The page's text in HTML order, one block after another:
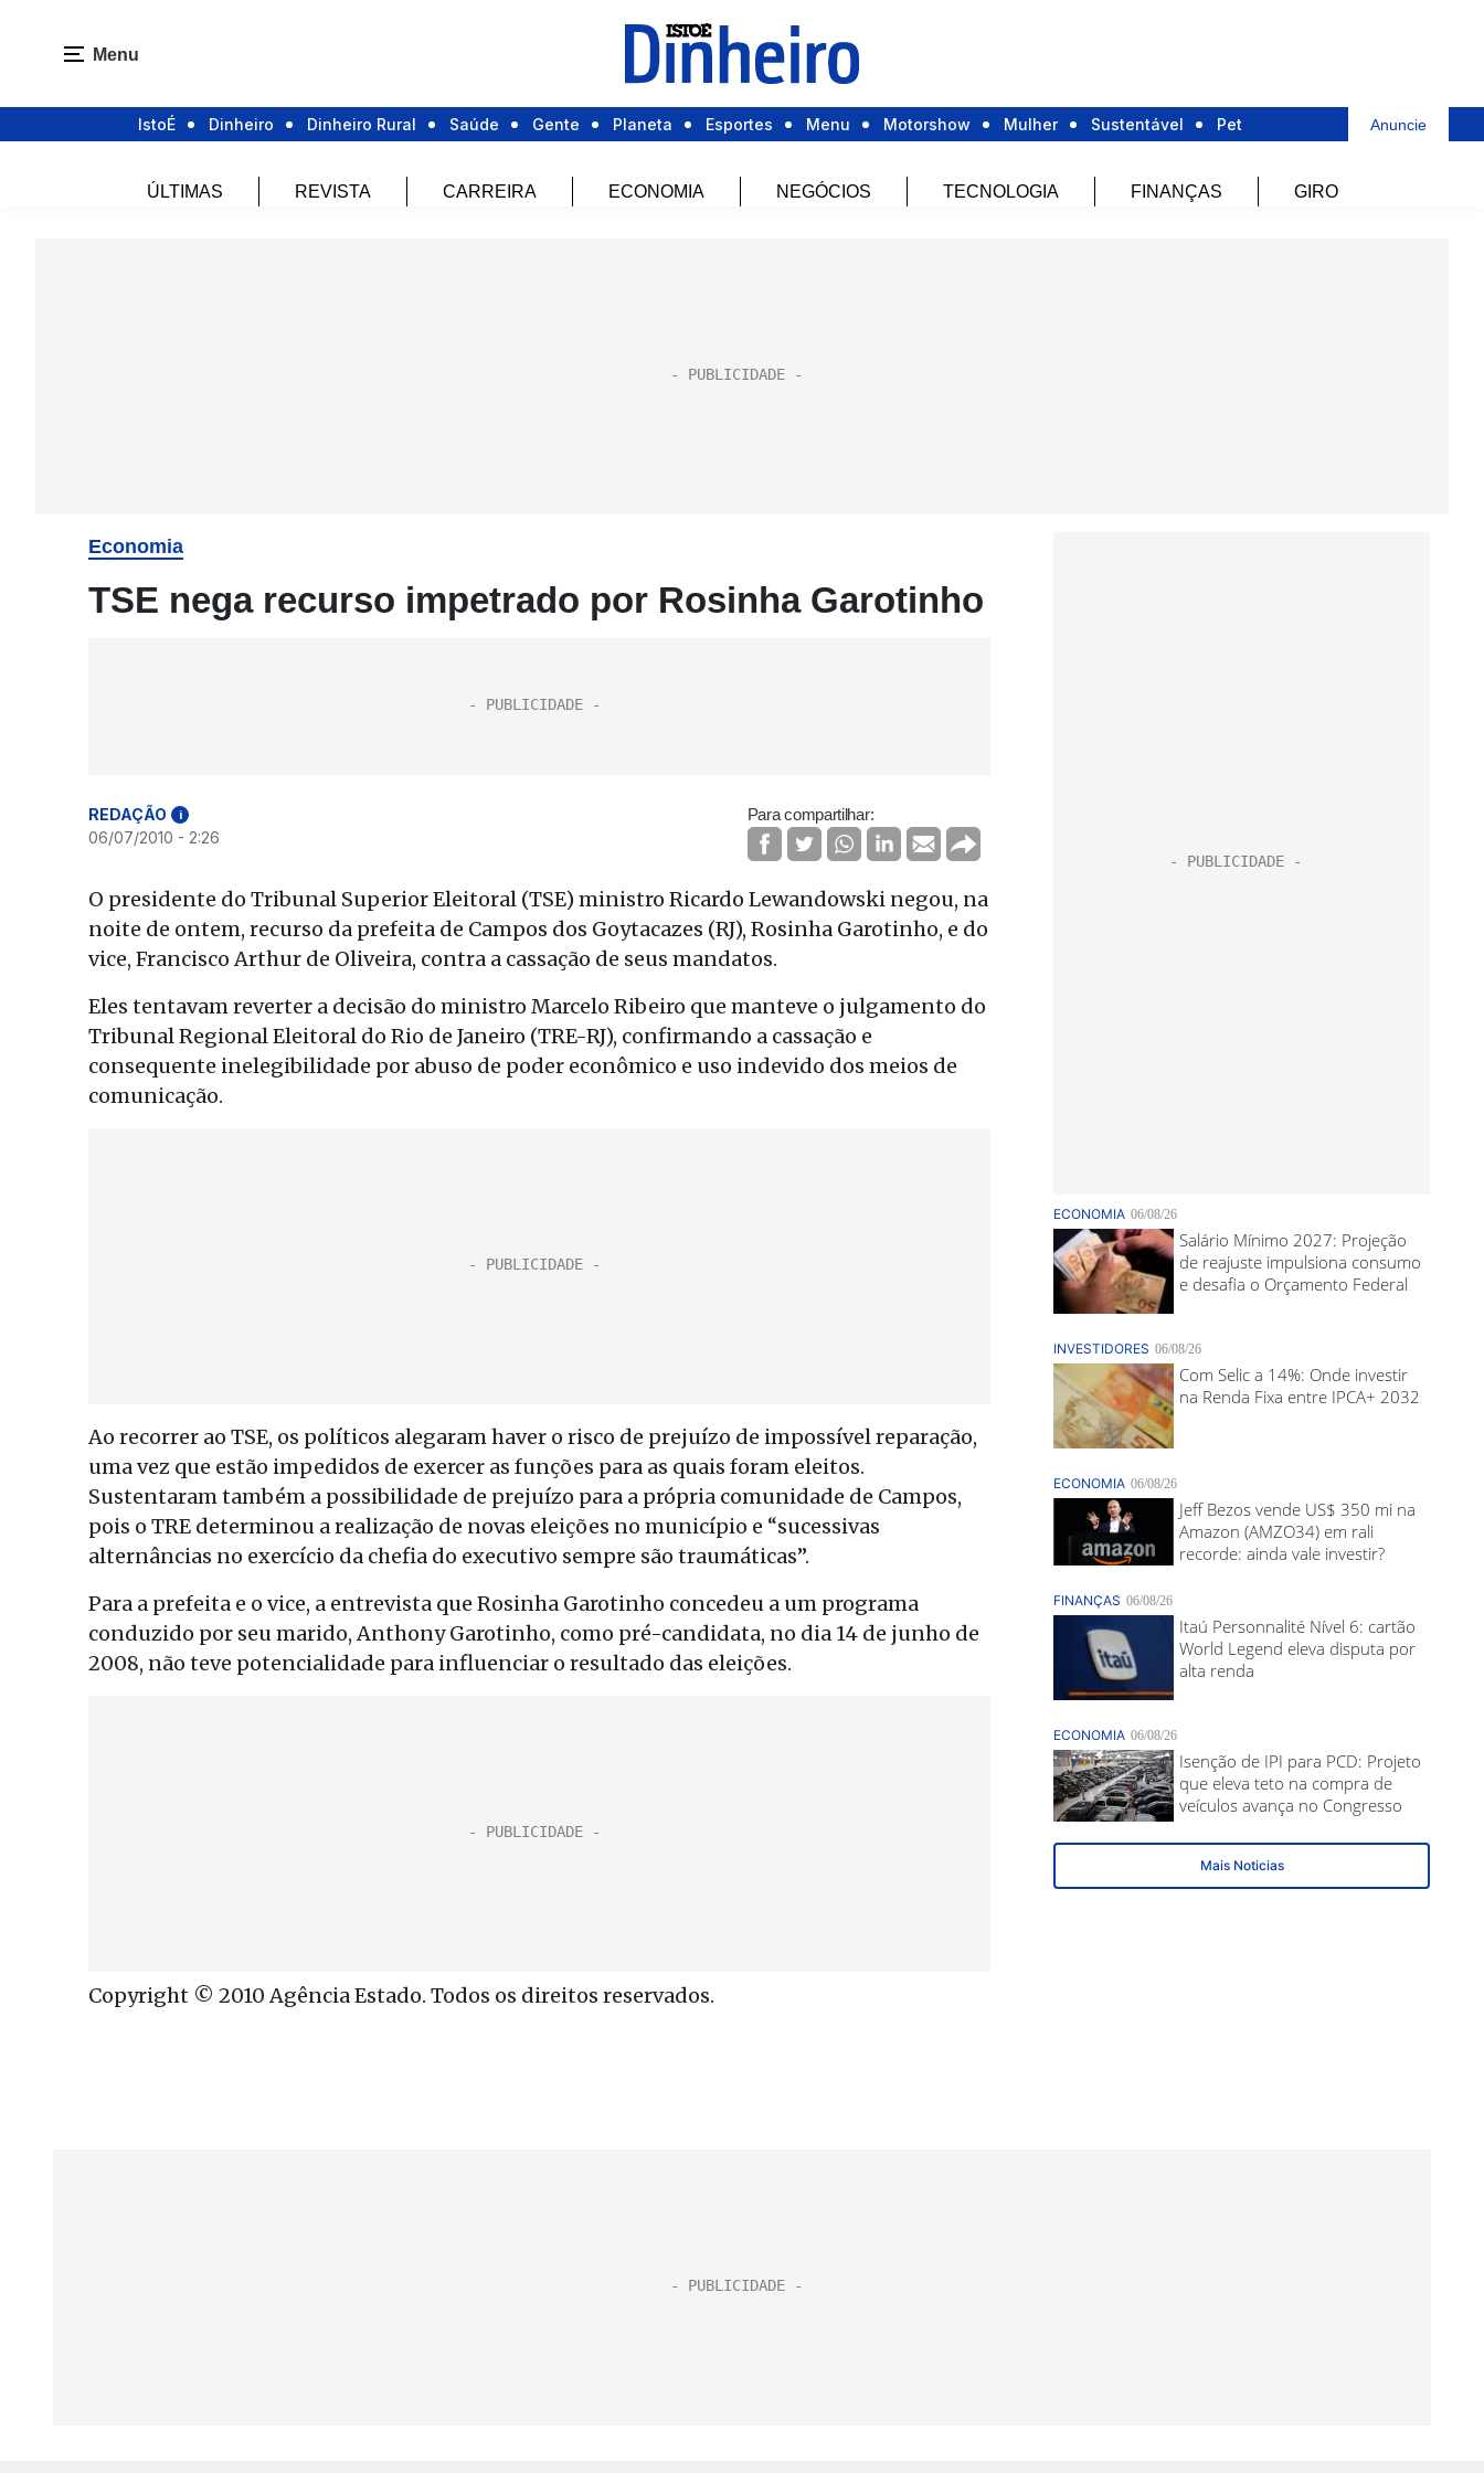
Menu
IstoÉ Dinheiro Dinheiro Rural Saúde Gente Planeta Esportes Menu Motorshow Mulher Sustentável Pet Anuncie
ÚLTIMAS REVISTA CARREIRA ECONOMIA NEGÓCIOS TECNOLOGIA FINANÇAS GIRO
Economia
TSE nega recurso impetrado por Rosinha Garotinho
REDAÇÃO i
06/07/2010 - 2:26
Para compartilhar:
O presidente do Tribunal Superior Eleitoral (TSE) ministro Ricardo Lewandowski negou, na
noite de ontem, recurso da prefeita de Campos dos Goytacazes (RJ), Rosinha Garotinho, e do
vice, Francisco Arthur de Oliveira, contra a cassação de seus mandatos.
Eles tentavam reverter a decisão do ministro Marcelo Ribeiro que manteve o julgamento do
Tribunal Regional Eleitoral do Rio de Janeiro (TRE-RJ), confirmando a cassação e
consequente inelegibilidade por abuso de poder econômico e uso indevido dos meios de
comunicação.
Ao recorrer ao TSE, os políticos alegaram haver o risco de prejuízo de impossível reparação,
uma vez que estão impedidos de exercer as funções para as quais foram eleitos.
Sustentaram também a possibilidade de prejuízo para a própria comunidade de Campos,
pois o TRE determinou a realização de novas eleições no município e “sucessivas
alternâncias no exercício da chefia do executivo sempre são traumáticas”.
Para a prefeita e o vice, a entrevista que Rosinha Garotinho concedeu a um programa
conduzido por seu marido, Anthony Garotinho, como pré-candidata, no dia 14 de junho de
2008, não teve potencialidade para influenciar o resultado das eleições.
Copyright © 2010 Agência Estado. Todos os direitos reservados.